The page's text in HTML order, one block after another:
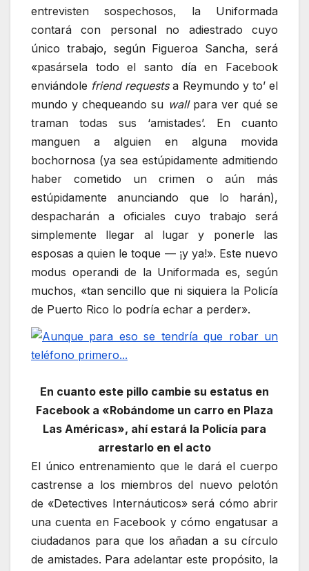
entrevisten sospechosos, la Uniformada
contará con personal no adiestrado cuyo
único trabajo, según Figueroa Sancha, será
«pasársela todo el santo día en Facebook
enviándole friend requestsa Reymundo y to’ el
mundo y chequeando su wallpara ver qué se
traman todas sus ‘amistades’. En cuanto
manguen a alguien en alguna movida
bochornosa (ya sea estúpidamente admitiendo
haber cometido un crimen o aún más
estúpidamente anunciando que lo harán),
despacharán a oficiales cuyo trabajo será
simplemente llegar al lugar y ponerle las
esposas a quien le toque — ¡y ya!». Este nuevo
modus operandi de la Uniformada es, según
muchos, «tan sencillo que ni siquiera la Policía
de Puerto Rico lo podría echar a perder».
En cuanto este pillo cambie su estatus en
Facebook a «Robándome un carro en Plaza
Las Américas», ahí estará la Policía para
arrestarlo en el acto
El único entrenamiento que le dará el cuerpo
castrense a los miembros del nuevo pelotón
de «Detectives Internáuticos» será cómo abrir
una cuenta en Facebook y cómo engatusar a
ciudadanos para que los añadan a su círculo
de amistades. Para adelantar este propósito, la